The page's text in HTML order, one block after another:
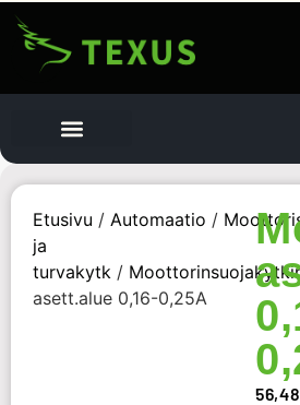
Etusivu / Automaatio /
ja
turvakytk /
asett.alue 0,16-0,25A
56,48